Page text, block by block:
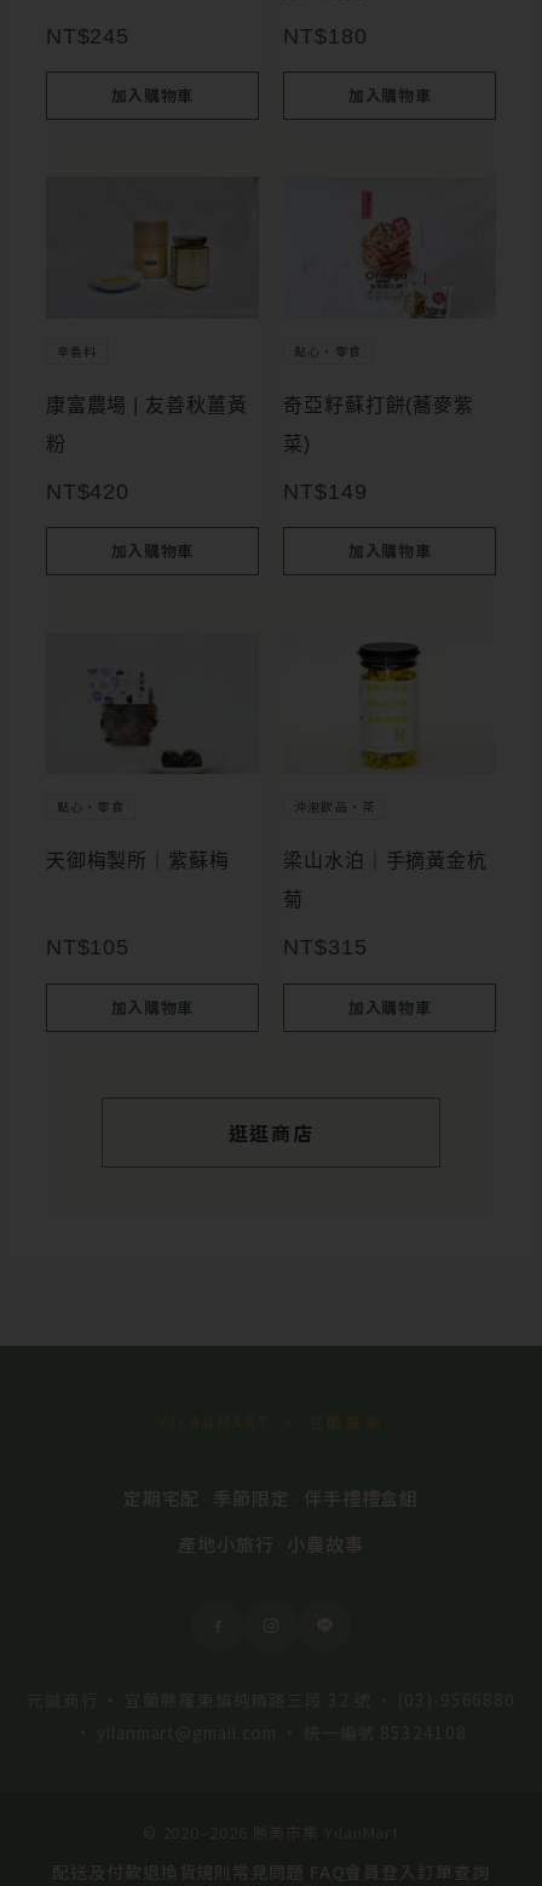
NT$245
加入購物車
NT$180
加入購物車
辛香料
康富農場 | 友善秋薑黃
粉
NT$420
加入購物車
點心・零食
奇亞籽蘇打餅(蕎麥紫
菜)
NT$149
加入購物車
點心・零食
天御梅製所｜紫蘇梅
NT$105
加入購物車
沖泡飲品・茶
梁山水泊｜手摘黃金杭
菊
NT$315
加入購物車
逛逛商店
定期宅配 季節限定
伴手禮禮盒組
產地小旅行
小農故事